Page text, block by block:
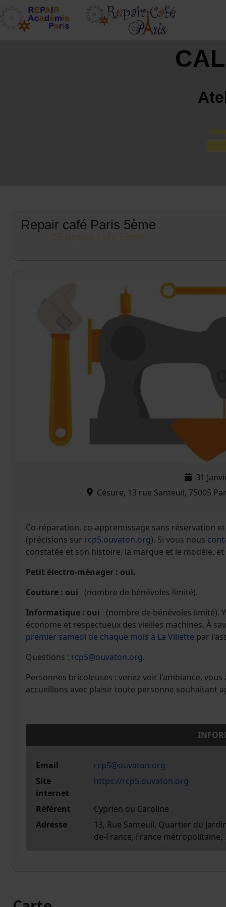
Repair café Paris 5ème
31
Césure, 13 rue Santeuil, 75005
Co-réparation, co-apprentissage sans réservation
(précisions sur rcp5.ouvaton.org). Si vous nous
constatée et son histoire, la marque et le modèle,
Petit électro-ménager : oui.
Couture : oui (nombre de bénévoles limité).
Informatique : oui (nombre de bénévoles limité).
économe et respectueux des vieilles machines. À
premier samedi de chaque mois à La Villette par
Questions : rcp5@ouvaton.org.
Personnes bricoleuses : venez voir l'ambiance,
accueillons avec plaisir toute personne souhaitant
Email
rcp5@ouvaton.org
Site
internet
https://rcp5.ouvaton.org
Référent
Cyprien ou Caroline
Adresse
13, Rue Santeuil, Quartier du
de-France, France métropolitaine,